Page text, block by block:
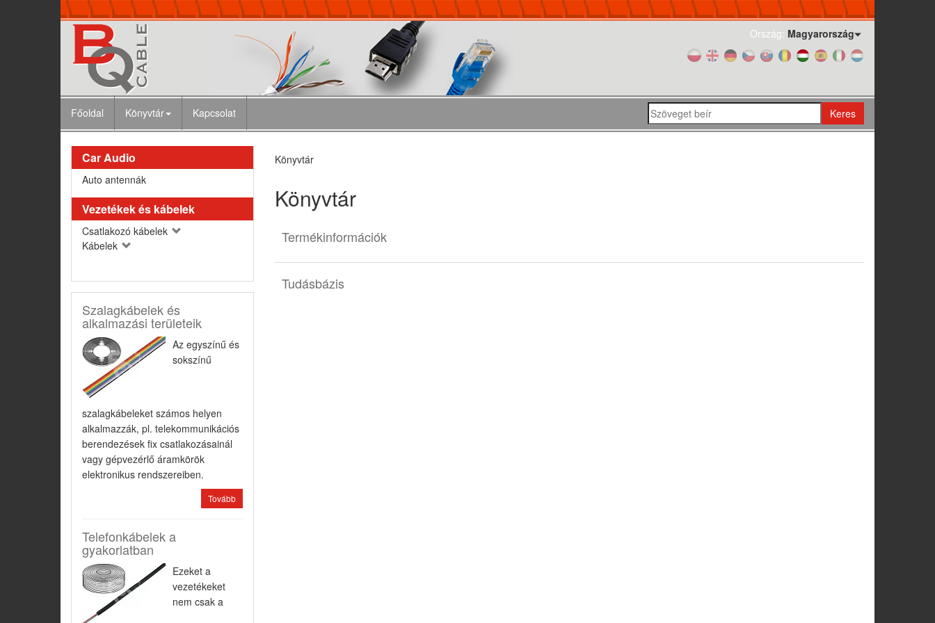
Ország: Magyarország
Főoldal Könyvtár Kapcsolat Keres
Car Audio
Auto antennák
Vezetékek és kábelek
Csatlakozó kábelek
Kábelek
Szalagkábelek és
alkalmazási területeik
Az egyszínű és
sokszínű
szalagkábeleket számos helyen
alkalmazzák, pl. telekommunikációs
berendezések fix csatlakozásainál
vagy gépvezérlő áramkörök
elektronikus rendszereiben.
Tovább
Telefonkábelek a
gyakorlatban
Ezeket a
vezetékeket
nem csak a
Könyvtár
Könyvtár
Termékinformációk
Tudásbázis